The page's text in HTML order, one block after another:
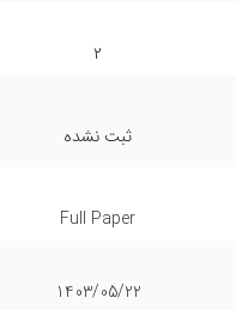
۲
ثبت نشده
Full Paper
1403/05/22